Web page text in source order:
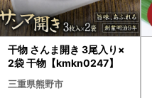
干物 さんま開き 3尾入り×
2袋 干物【kmkn0247】
三重県熊野市